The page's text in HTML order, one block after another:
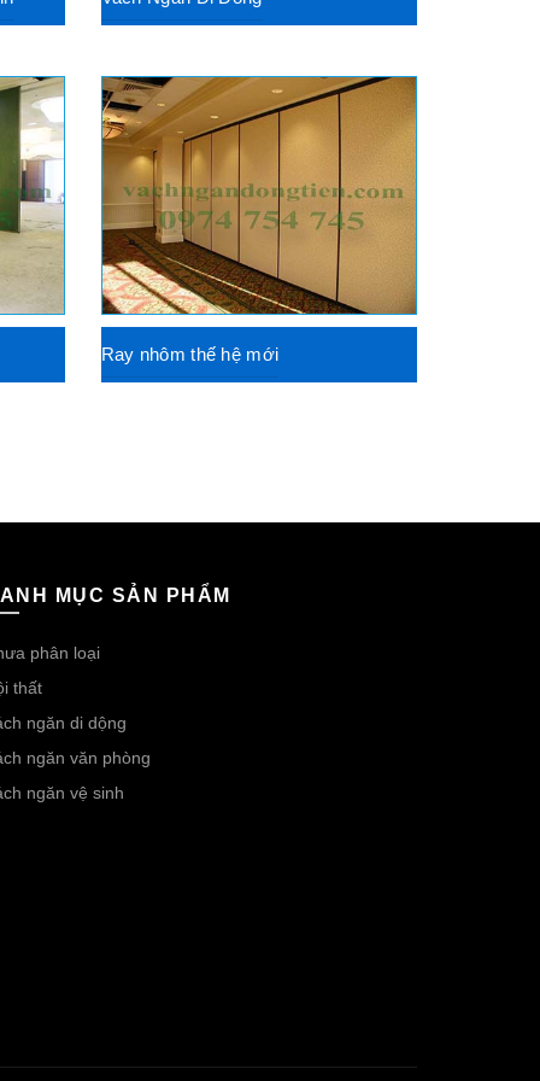
Ray nhôm thế hệ mới
MỤC SẢN PHẨM
phân loại
thất
ngăn di dộng
ngăn văn phòng
ngăn vệ sinh